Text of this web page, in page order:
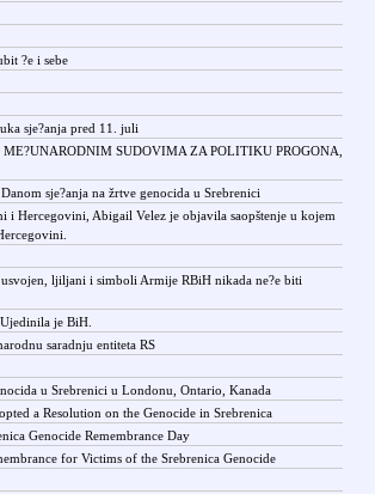
?e i sebe
sje?anja pred 11. juli
ME?UNARODNIM SUDOVIMA ZA POLITIKU PROGONA,
sje?anja na žrtve genocida u Srebrenici
i Hercegovini, Abigail Velez je objavila saopštenje u kojem
ljiljani i simboli Armije RBiH nikada ne?e biti
je BiH.
saradnju entiteta RS
u Srebrenici u Londonu, Ontario, Kanada
a Resolution on the Genocide in Srebrenica
Genocide Remembrance Day
for Victims of the Srebrenica Genocide